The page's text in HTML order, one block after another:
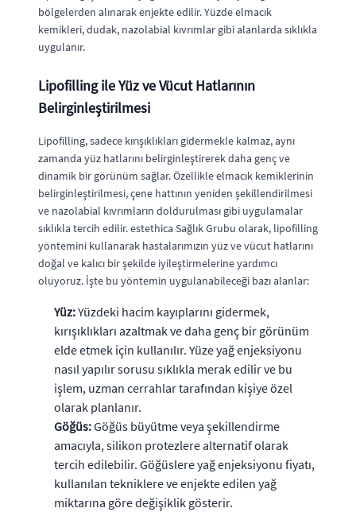
bölgelerden alınarak enjekte edilir. Yüzde elmacık
kemikleri, dudak, nazolabial kıvrımlar gibi alanlarda sıklıkla
uygulanır.
Lipofilling ile Yüz ve Vücut Hatlarının
Belirginleştirilmesi
Lipofilling, sadece kırışıklıkları gidermekle kalmaz, aynı
zamanda yüz hatlarını belirginleştirerek daha genç ve
dinamik bir görünüm sağlar. Özellikle elmacık kemiklerinin
belirginleştirilmesi, çene hattının yeniden şekillendirilmesi
ve nazolabial kıvrımların doldurulması gibi uygulamalar
sıklıkla tercih edilir. estethica Sağlık Grubu olarak, lipofilling
yöntemini kullanarak hastalarımızın yüz ve vücut hatlarını
doğal ve kalıcı bir şekilde iyileştirmelerine yardımcı
oluyoruz. İşte bu yöntemin uygulanabileceği bazı alanlar:
Yüz:Yüzdeki hacim kayıplarını gidermek,
kırışıklıkları azaltmak ve daha genç bir görünüm
elde etmek için kullanılır. Yüze yağ enjeksiyonu
nasıl yapılır sorusu sıklıkla merak edilir ve bu
işlem, uzman cerrahlar tarafından kişiye özel
olarak planlanır.
Göğüs:Göğüs büyütme veya şekillendirme
amacıyla, silikon protezlere alternatif olarak
tercih edilebilir. Göğüslere yağ enjeksiyonu fiyatı,
kullanılan tekniklere ve enjekte edilen yağ
miktarına göre değişiklik gösterir.